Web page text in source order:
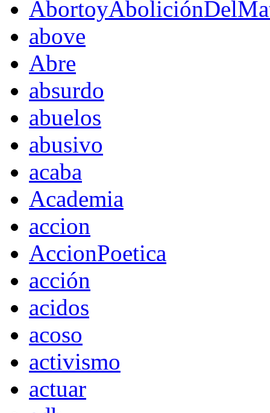
above
Abre
absurdo
abuelos
abusivo
acaba
Academia
accion
AccionPoetica
acción
acidos
acoso
activismo
actuar